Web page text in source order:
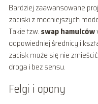
Bardziej zaawansowane
zaciski z mocniejszych
Takie tzw. swap hamulców
odpowiedniej średnicy i
zacisk może się nie
droga i bez sensu.
Felgi i opony